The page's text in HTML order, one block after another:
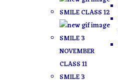
SMILE CLASS 12
SMILE 3
NOVEMBER
CLASS 11
SMILE 3